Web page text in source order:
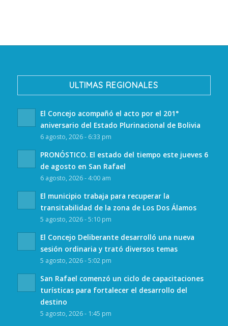
ULTIMAS REGIONALES
El Concejo acompañó el acto por el 201°
aniversario del Estado Plurinacional de Bolivia
6 agosto, 2026 - 6:33 pm
PRONÓSTICO. El estado del tiempo este jueves 6
de agosto en San Rafael
6 agosto, 2026 - 4:00 am
El municipio trabaja para recuperar la
transitabilidad de la zona de Los Dos Álamos
5 agosto, 2026 - 5:10 pm
El Concejo Deliberante desarrolló una nueva
sesión ordinaria y trató diversos temas
5 agosto, 2026 - 5:02 pm
San Rafael comenzó un ciclo de capacitaciones
turísticas para fortalecer el desarrollo del
destino
5 agosto, 2026 - 1:45 pm